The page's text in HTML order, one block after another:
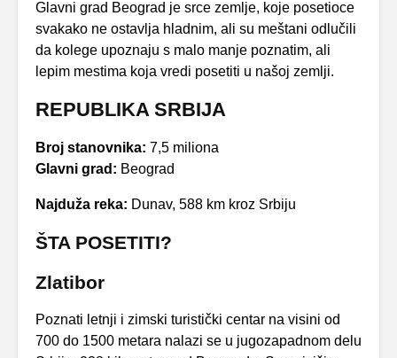
Glavni grad Beograd je srce zemlje, koje posetioce
svakako ne ostavlja hladnim, ali su meštani odlučili
da kolege upoznaju s malo manje poznatim, ali
lepim mestima koja vredi posetiti u našoj zemlji.
REPUBLIKA SRBIJA
Broj stanovnika: 7,5 miliona
Glavni grad: Beograd
Najduža reka: Dunav, 588 km kroz Srbiju
ŠTA POSETITI?
Zlatibor
Poznati letnji i zimski turistički centar na visini od
700 do 1500 metara nalazi se u jugozapadnom delu